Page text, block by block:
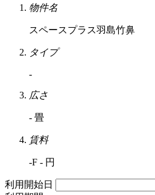
物件名
スペースプラス羽島竹鼻
タイプ
-
広さ
- 畳
賃料
-F - 円
利用開始日